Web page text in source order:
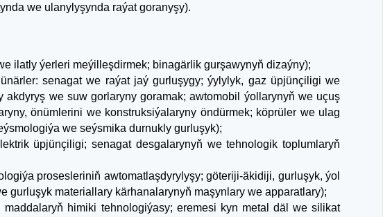
we ulanylyşynda raýat goranyşy).
ilatly ýerleri meýilleşdirmek; binagärlik gurşawynyň dizaýny);
senagat we raýat jaý gurluşygy; ýylylyk, gaz üpjünçiligi we
we suw gorlaryny goramak; awtomobil ýollarynyň we uçuş
önümlerini we konstruksiýalaryny öndürmek; köprüler we ulag
we seýsmika durnukly gurluşyk);
üpjünçiligi; senagat desgalarynyň we tehnologik toplumlaryň
prosesleriniň awtomatlaşdyrylyşy; göteriji-äkidiji, gurluşyk, ýol
gurluşyk materiallary kärhanalarynyň maşynlary we apparatlary);
maddalaryň himiki tehnologiýasy; eremesi kyn metal däl we silikat